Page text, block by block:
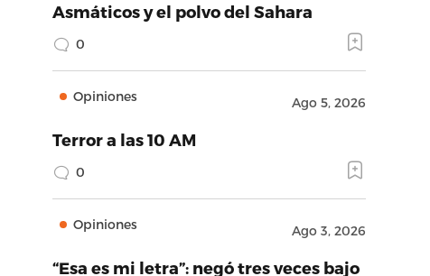
Asmáticos y el polvo del Sahara
0
Opiniones Ago 5, 2026
Terror a las 10 AM
0
Opiniones Ago 3, 2026
“Esa es mi letra”: negó tres veces bajo